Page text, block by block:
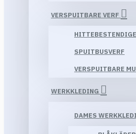
VERSPUITBARE VERF
SPUITBUSVERF
VERSPUITBARE
WERKKLEDING
DAMES